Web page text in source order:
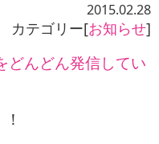
会社案内
2015.02.28
カテゴリー[お知らせ]
どんどん発信してい